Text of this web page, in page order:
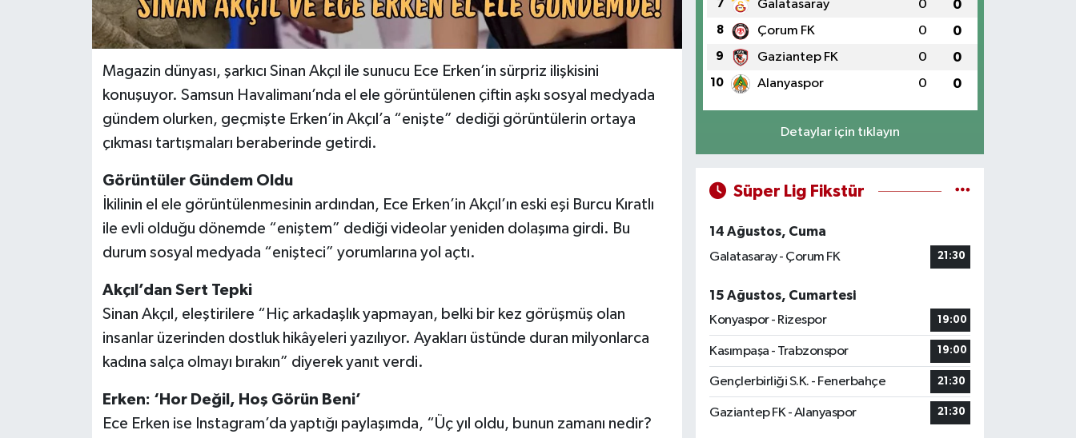
Magazin dünyası, şarkıcı Sinan Akçıl ile sunucu Ece Erken’in sürpriz ilişkisini
konuşuyor. Samsun Havalimanı’nda el ele görüntülenen çiftin aşkı sosyal medyada
gündem olurken, geçmişte Erken’in Akçıl’a “enişte” dediği görüntülerin ortaya
çıkması tartışmaları beraberinde getirdi.
Görüntüler Gündem Oldu
İkilinin el ele görüntülenmesinin ardından, Ece Erken’in Akçıl’ın eski eşi Burcu Kıratlı
ile evli olduğu dönemde “eniştem” dediği videolar yeniden dolaşıma girdi. Bu
durum sosyal medyada “enişteci” yorumlarına yol açtı.
Akçıl’dan Sert Tepki
Sinan Akçıl, eleştirilere “Hiç arkadaşlık yapmayan, belki bir kez görüşmüş olan
insanlar üzerinden dostluk hikâyeleri yazılıyor. Ayakları üstünde duran milyonlarca
kadına salça olmayı bırakın” diyerek yanıt verdi.
Erken: ‘Hor Değil, Hoş Görün Beni’
Ece Erken ise Instagram’da yaptığı paylaşımda, “Üç yıl oldu, bunun zamanı nedir?
7 Galatasaray 0 0
8 Çorum FK 0 0
9 Gaziantep FK 0 0
10 Alanyaspor 0 0
Detaylar için tıklayın
Süper Lig Fikstür
14 Ağustos, Cuma
Galatasaray - Çorum FK
21:30
15 Ağustos, Cumartesi
Konyaspor - Rizespor
19:00
Kasımpaşa - Trabzonspor 19:00
Gençlerbirliği S.K. - Fenerbahçe 21:30
Gaziantep FK - Alanyaspor 21:30